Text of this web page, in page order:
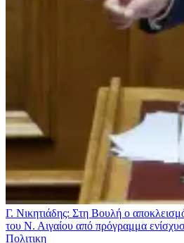
Γ. Νικητιάδης: Στη Βουλή ο
του Ν. Αιγαίου από πρόγραμμα
Πολιτικη